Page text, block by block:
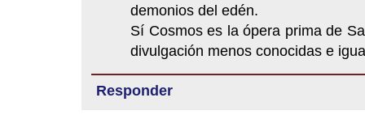
demonios del edén.
Sí Cosmos es la ópera prima de
divulgación menos conocidas e
Responder